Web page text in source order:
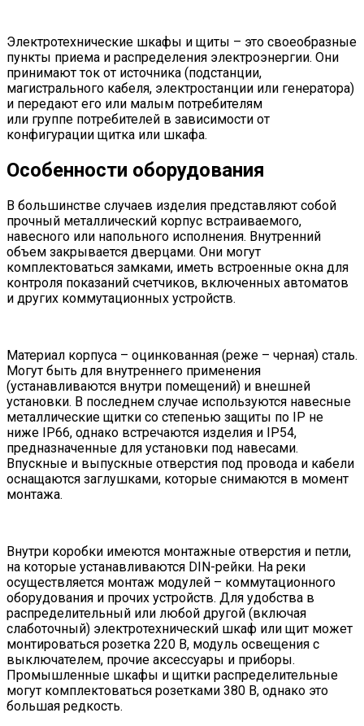
Электротехнические шкафы и щиты – это своеобразные
пункты приема и распределения электроэнергии. Они
принимают ток от источника (подстанции,
магистрального кабеля, электростанции или генератора)
и передают его или малым потребителям
или группе потребителей в зависимости от
конфигурации щитка или шкафа.
Особенности оборудования
В большинстве случаев изделия представляют собой
прочный металлический корпус встраиваемого,
навесного или напольного исполнения. Внутренний
объем закрывается дверцами. Они могут
комплектоваться замками, иметь встроенные окна для
контроля показаний счетчиков, включенных автоматов
и других коммутационных устройств.
Материал корпуса – оцинкованная (реже – черная) сталь.
Могут быть для внутреннего применения
(устанавливаются внутри помещений) и внешней
установки. В последнем случае используются навесные
металлические щитки со степенью защиты по IP не
ниже IP66, однако встречаются изделия и IP54,
предназначенные для установки под навесами.
Впускные и выпускные отверстия под провода и кабели
оснащаются заглушками, которые снимаются в момент
монтажа.
Внутри коробки имеются монтажные отверстия и петли,
на которые устанавливаются DIN-рейки. На реки
осуществляется монтаж модулей – коммутационного
оборудования и прочих устройств. Для удобства в
распределительный или любой другой (включая
слаботочный) электротехнический шкаф или щит может
монтироваться розетка 220 В, модуль освещения с
выключателем, прочие аксессуары и приборы.
Промышленные шкафы и щитки распределительные
могут комплектоваться розетками 380 В, однако это
большая редкость.